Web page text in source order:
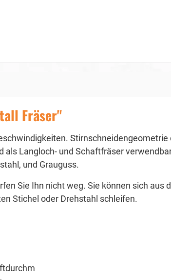
Fräser"
Stirnschneidengeometrie
als Langloch- und Schaftfräser
und Grauguss.
Sie Ihn nicht weg. Sie können sich aus
Stichel oder Drehstahl schleifen.